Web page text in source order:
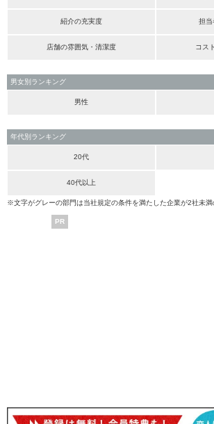
紹介の充実度 担当
店舗の雰囲気・清潔度 コス
男女別ランキング
男性
年代別ランキング
20代
40代以上
※文字がグレーの部門は当社規定の条件を満たした企業が2社未満
PR